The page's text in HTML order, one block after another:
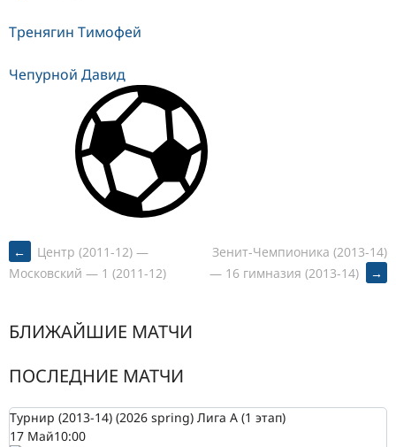
Тренягин Тимофей
Чепурной Давид
POST
NAVIGATION
←
Центр (2011-12) —
Московский — 1 (2011-12)
Зенит-Чемпионика (2013-14)
— 16 гимназия (2013-14)
→
БЛИЖАЙШИЕ МАТЧИ
ПОСЛЕДНИЕ МАТЧИ
Турнир (2013-14) (2026 spring) Лига А (1 этап)
17 Май10:00